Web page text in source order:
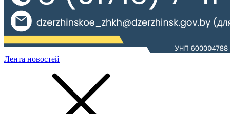
Лента новостей